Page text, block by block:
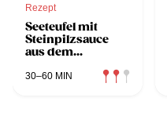
Rezept
Seeteufel mit
Steinpilzsauce
aus dem
30–60 MIN